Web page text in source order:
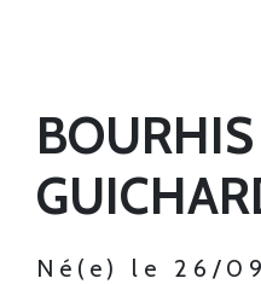
Né(e) le 26/